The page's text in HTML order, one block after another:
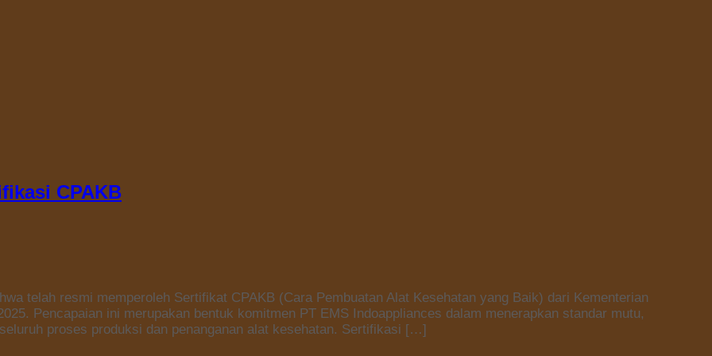
CPAKB
telah resmi memperoleh Sertifikat CPAKB (Cara Pembuatan Alat Kesehatan yang Baik) dari Kementerian
Pencapaian ini merupakan bentuk komitmen PT EMS Indoappliances dalam menerapkan standar mutu,
proses produksi dan penanganan alat kesehatan. Sertifikasi […]